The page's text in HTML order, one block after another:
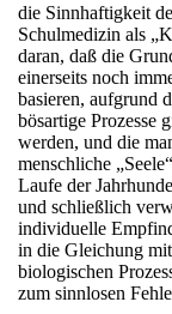
die Sinnhaftigkeit
Schulmedizin als
daran, daß die
einerseits noch
basieren, aufgrund
bösartige Prozesse
werden, und die
menschliche
Laufe der
und schließlich
individuelle
in die Gleichung
biologischen
zum sinnlosen